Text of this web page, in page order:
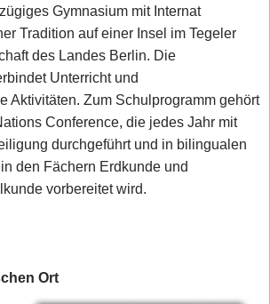
Gymnasium mit Internat
Tradition auf einer Insel im Tegeler
des Landes Berlin. Die
Unterricht und
Aktivitäten. Zum Schulprogramm gehört
Conference, die jedes Jahr mit
durchgeführt und in bilingualen
den Fächern Erdkunde und
vorbereitet wird.
Ort